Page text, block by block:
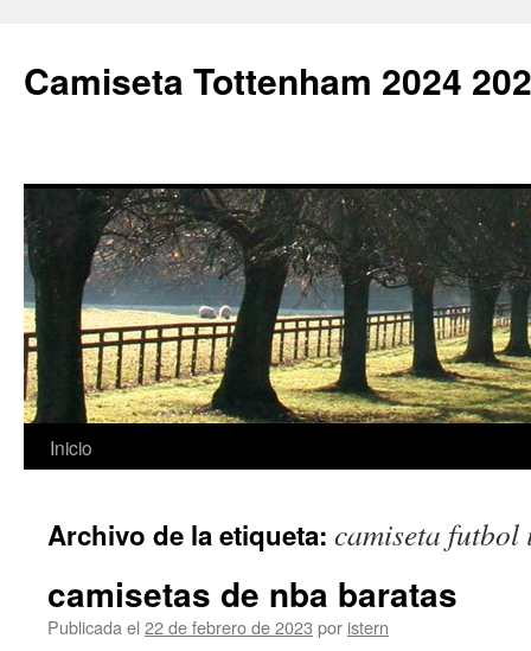
Camiseta Tottenham 2024
Saltar
contenido
Inicio
Archivo de la etiqueta: camiseta futbol
camisetas de nba baratas
Publicada el 22 de febrero de 2023 por istern